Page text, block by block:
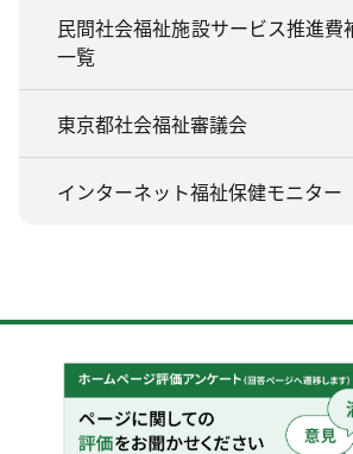
民間社会福祉施設サービス推進
一覧
東京都社会福祉審議会
インターネット福祉保健モニター